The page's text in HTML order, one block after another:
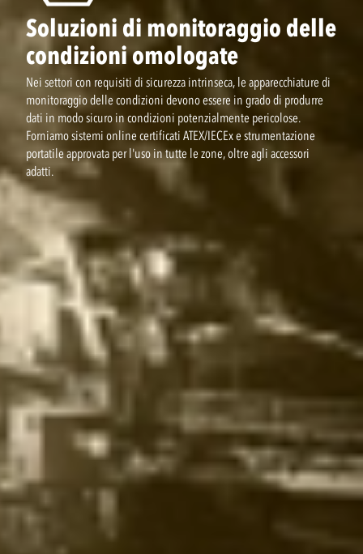
Soluzioni di monitoraggio delle
condizioni omologate
Nei settori con requisiti di sicurezza intrinseca, le apparecchiature di
monitoraggio delle condizioni devono essere in grado di produrre
dati in modo sicuro in condizioni potenzialmente pericolose.
Forniamo sistemi online certificati ATEX/IECEx e strumentazione
portatile approvata per l'uso in tutte le zone, oltre agli accessori
adatti.